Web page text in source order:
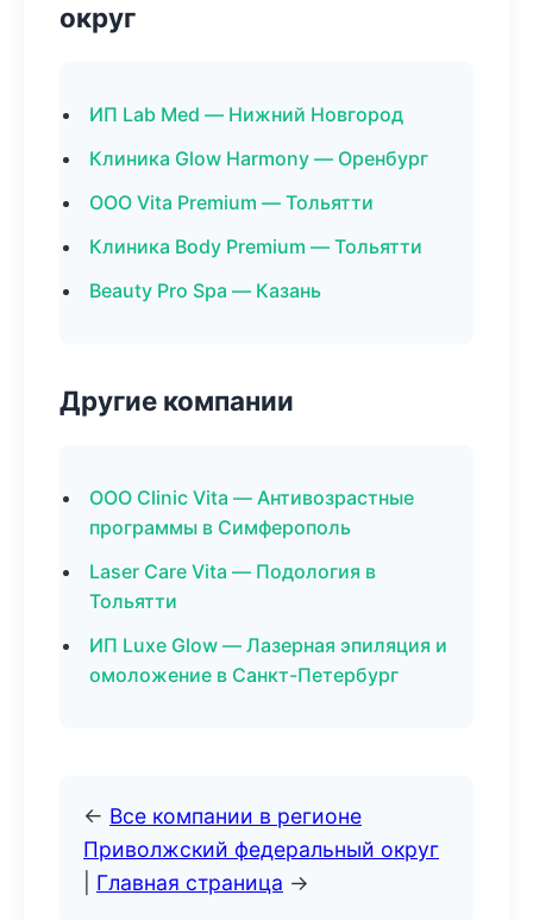
округ
ИП Lab Med — Нижний Новгород
Клиника Glow Harmony — Оренбург
ООО Vita Premium — Тольятти
Клиника Body Premium — Тольятти
Beauty Pro Spa — Казань
Другие компании
ООО Clinic Vita — Антивозрастные
программы в Симферополь
Laser Care Vita — Подология в
Тольятти
ИП Luxe Glow — Лазерная эпиляция и
омоложение в Санкт-Петербург
← Все компании в регионе
Приволжский федеральный округ
Главная страница →